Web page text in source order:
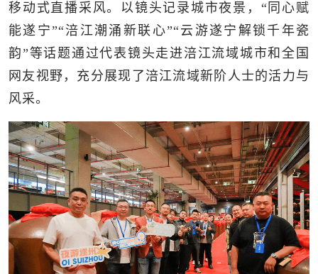
移动式直播采风。以镜头记录城市夜景，“同心赋
能遂宁”“涪江潮涌新联心”“云游遂宁解锁千年瓷
韵”等话题通过代表镜头走进涪江流域城市和全国
网友视野，充分展现了涪江流域新阶人士的活力与
风采。